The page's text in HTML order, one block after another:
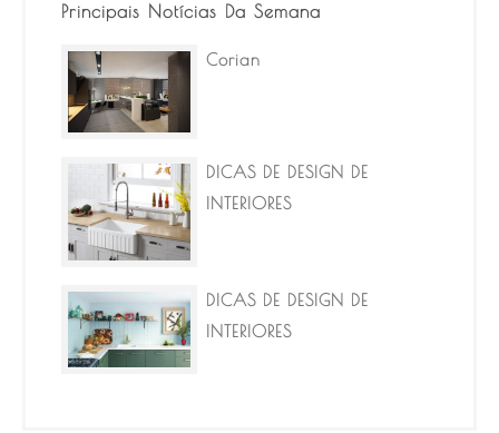
Principais Notícias Da Semana
Corian
DICAS DE DESIGN DE
INTERIORES
DICAS DE DESIGN DE
INTERIORES